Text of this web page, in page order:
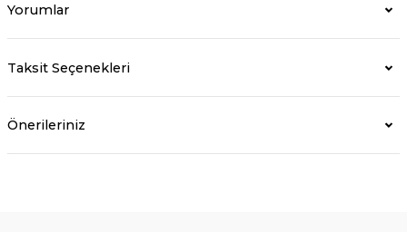
Yorumlar
Taksit Seçenekleri
Önerileriniz